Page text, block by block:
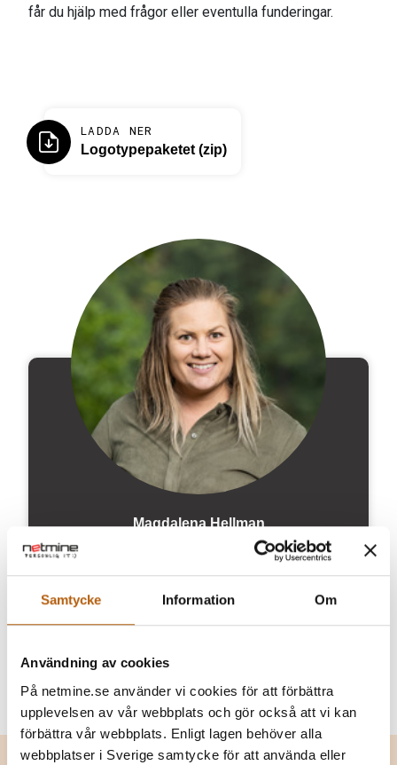
Samtycke Information Om
Användning av cookies
På netmine.se använder vi cookies för att förbättra
upplevelsen av vår webbplats och gör också att vi kan
förbättra vår webbplats. Enligt lagen behöver alla
webbplatser i Sverige samtycke för att använda eller
får du hjälp med frågor eller eventulla funderingar.
LADDA NER
Logotypepaketet (zip)
Magdalena Hellman
MARKNADS­ANSVARIG & MOOD MANAGER
magdalena@netmine.se